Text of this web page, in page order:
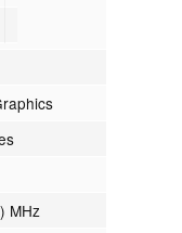
MHz